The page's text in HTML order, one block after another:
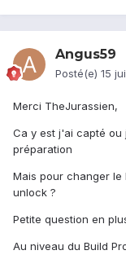
Angus59
Posté(e) 15
Merci TheJurassien,
Ca y est j'ai capté ou
préparation
Mais pour changer
unlock ?
Petite question en
Au niveau du Build